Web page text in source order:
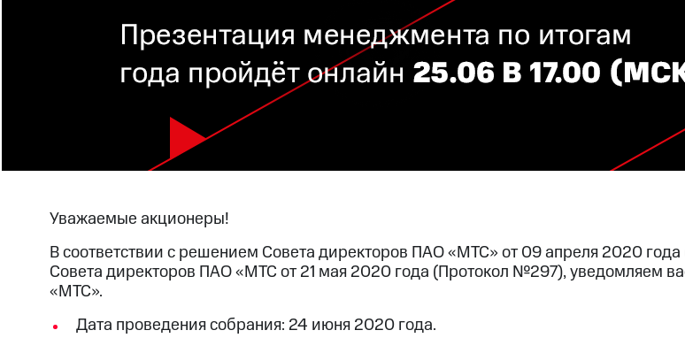
Уважаемые акционеры!
В соответствии с решением Совета директоров ПАО «МТС» от 09 апреля 2020
Совета директоров ПАО «МТС от 21 мая 2020 года (Протокол №297), уведомляем
«МТС».
Дата проведения собрания: 24 июня 2020 года.